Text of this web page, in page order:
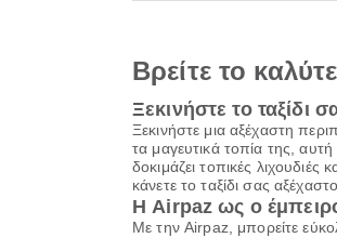
Βρείτε το
Ξεκινήστε το ταξίδι
Ξεκινήστε μια αξέχαστη
τα μαγευτικά τοπία της,
δοκιμάζει τοπικές
κάνετε το ταξίδι σας αξέχαστο.
Η Airpaz ως ο
Με την Airpaz, μπορείτε